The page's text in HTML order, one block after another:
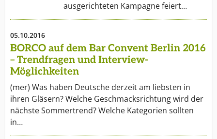
ausgerichteten Kampagne feiert…
05.10.2016
BORCO auf dem Bar Convent Berlin 2016
– Trendfragen und Interview-
Möglichkeiten
(mer) Was haben Deutsche derzeit am liebsten in
ihren Gläsern? Welche Geschmacksrichtung wird der
nächste Sommertrend? Welche Kategorien sollten
in…